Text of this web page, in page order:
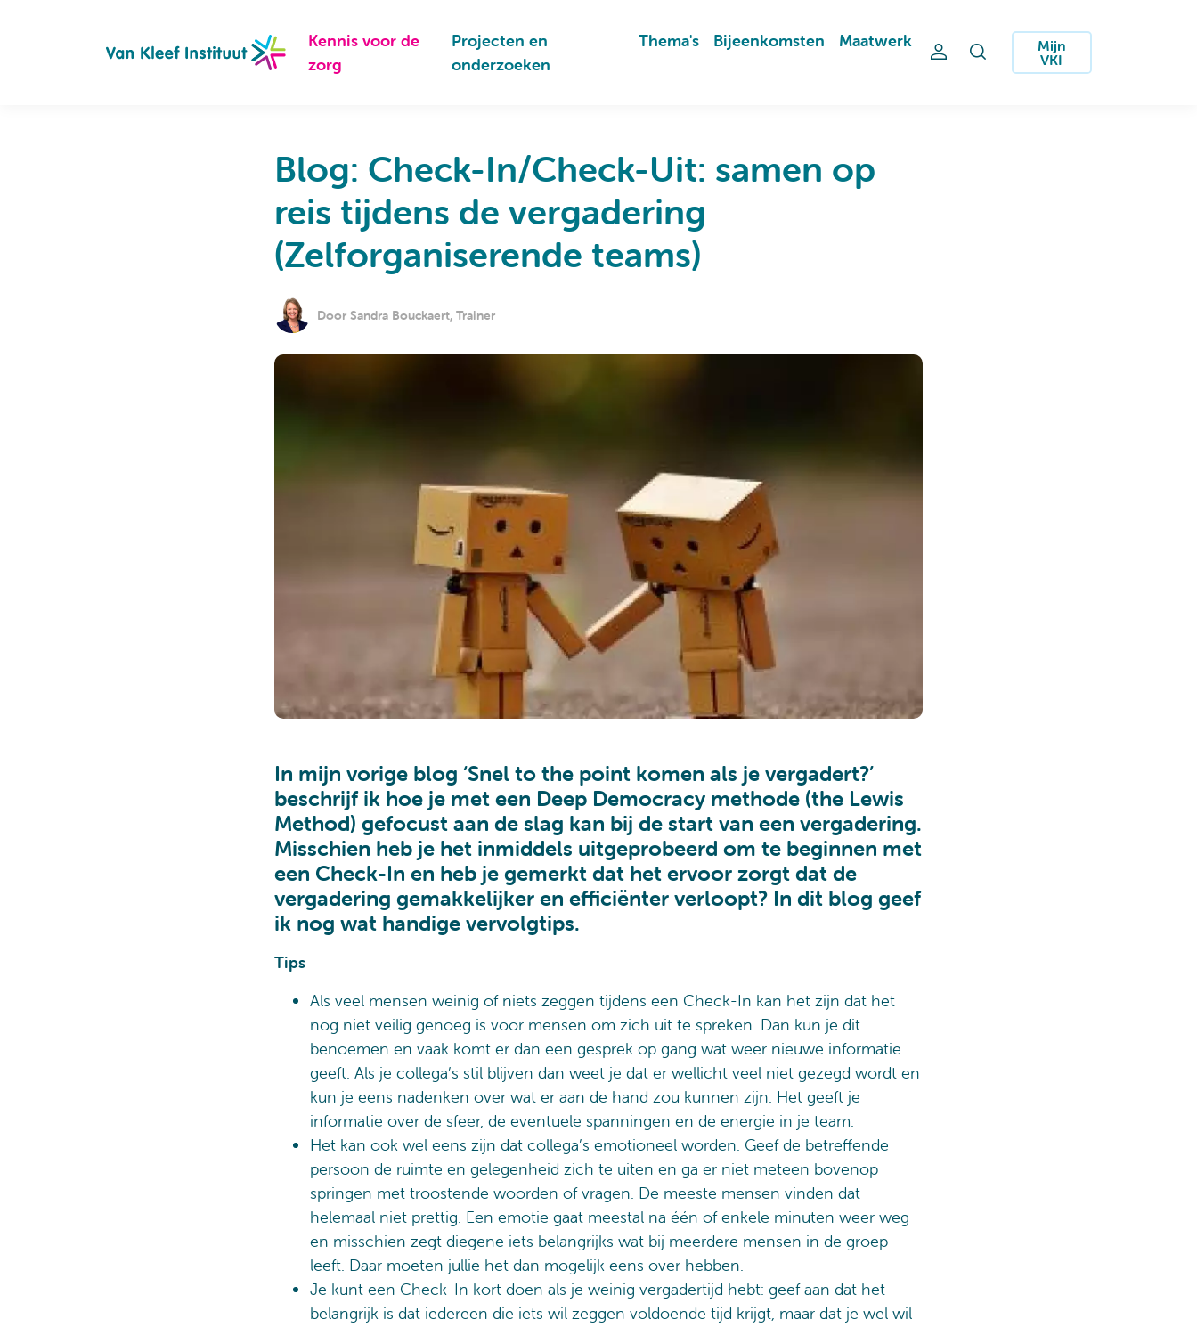
Mijn
VKI
Kennis voor de
zorg
Projecten en
onderzoeken
Thema's Bijeenkomsten Maatwerk
Blog: Check-In/Check-Uit: samen op
reis tijdens de vergadering
(Zelforganiserende teams)
Door Sandra Bouckaert, Trainer
In mijn vorige blog ‘Snel to the point komen als je vergadert?’
beschrijf ik hoe je met een Deep Democracy methode (the Lewis
Method) gefocust aan de slag kan bij de start van een vergadering.
Misschien heb je het inmiddels uitgeprobeerd om te beginnen met
een Check-In en heb je gemerkt dat het ervoor zorgt dat de
vergadering gemakkelijker en efficiënter verloopt? In dit blog geef
ik nog wat handige vervolgtips.
Tips
Als veel mensen weinig of niets zeggen tijdens een Check-In kan het zijn dat het
nog niet veilig genoeg is voor mensen om zich uit te spreken. Dan kun je dit
benoemen en vaak komt er dan een gesprek op gang wat weer nieuwe informatie
geeft. Als je collega’s stil blijven dan weet je dat er wellicht veel niet gezegd wordt en
kun je eens nadenken over wat er aan de hand zou kunnen zijn. Het geeft je
informatie over de sfeer, de eventuele spanningen en de energie in je team.
Het kan ook wel eens zijn dat collega’s emotioneel worden. Geef de betreffende
persoon de ruimte en gelegenheid zich te uiten en ga er niet meteen bovenop
springen met troostende woorden of vragen. De meeste mensen vinden dat
helemaal niet prettig. Een emotie gaat meestal na één of enkele minuten weer weg
en misschien zegt diegene iets belangrijks wat bij meerdere mensen in de groep
leeft. Daar moeten jullie het dan mogelijk eens over hebben.
Je kunt een Check-In kort doen als je weinig vergadertijd hebt: geef aan dat het
belangrijk is dat iedereen die iets wil zeggen voldoende tijd krijgt, maar dat je wel wil